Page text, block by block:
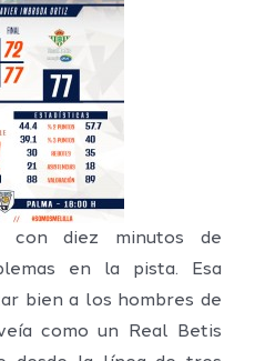
con diez minutos de
en la pista. Esa
bien a los hombres de
como un Real Betis